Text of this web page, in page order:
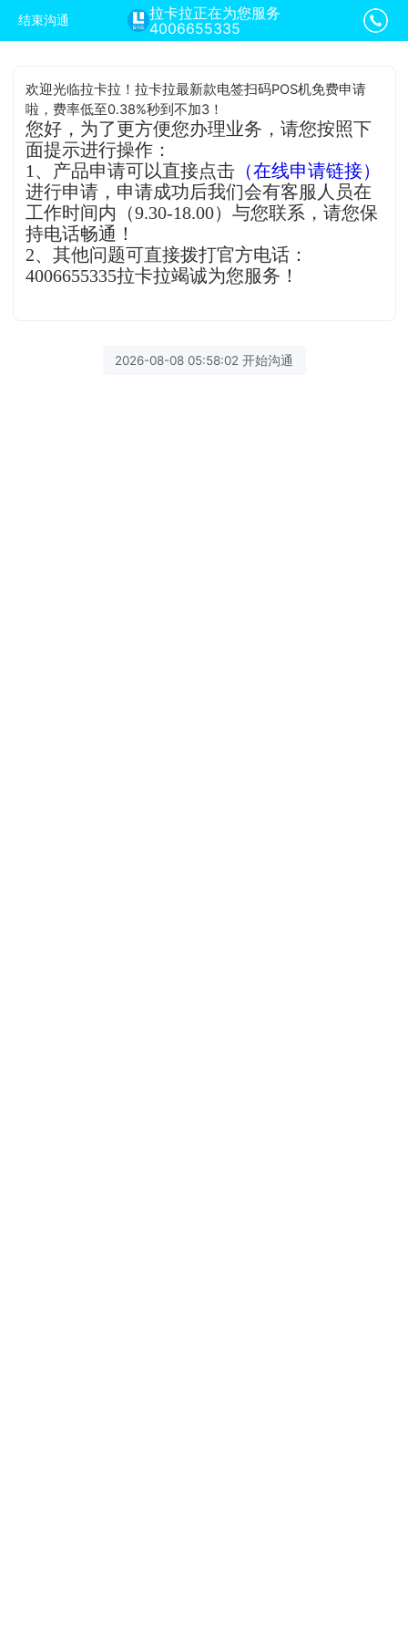
结束沟通
拉卡拉正在为您服务
4006655335
欢迎光临拉卡拉！拉卡拉最新款电签扫码POS机免费申请
啦，费率低至0.38%秒到不加3！
您好，为了更方便您办理业务，请您按照下
面提示进行操作：
1、产品申请可以直接点击 （在线申请链接）
进行申请，申请成功后我们会有客服人员在
工作时间内（9.30-18.00）与您联系，请您保
持电话畅通！
2、其他问题可直接拨打官方电话：
4006655335拉卡拉竭诚为您服务！
2026-08-08 05:58:02 开始沟通